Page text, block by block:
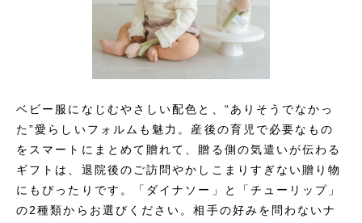
ベビー服になじむやさしい配色と、“ありそうでなかっ
た”愛らしいフォルムも魅力。産後の育児で必要なもの
をスマートにまとめて贈れて、贈る側の気遣いが伝わる
ギフトは、退院後のご訪問やかしこまりすぎない贈り物
にもぴったりです。「ダイナソー」と「チューリップ」
の2種類からお選びください。相手の好みを問わないナ